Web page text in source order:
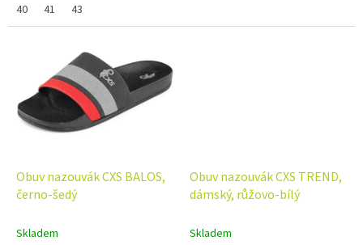
Využijte náš věrnostní program
se...
40 41 43
Obuv nazouvák CXS BALOS,
černo-šedý
Skladem
Obuv nazouvák CXS TREND,
dámský, růžovo-bílý
Skladem